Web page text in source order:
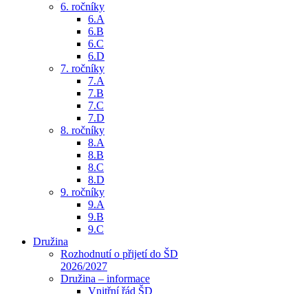
6. ročníky
6.A
6.B
6.C
6.D
7. ročníky
7.A
7.B
7.C
7.D
8. ročníky
8.A
8.B
8.C
8.D
9. ročníky
9.A
9.B
9.C
Družina
Rozhodnutí o přijetí do ŠD
2026/2027
Družina – informace
Vnitřní řád ŠD